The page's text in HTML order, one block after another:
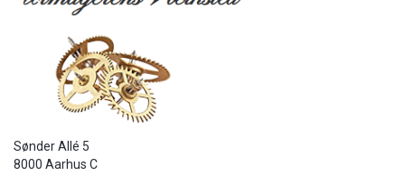
Sønder Allé 5
8000 Aarhus C